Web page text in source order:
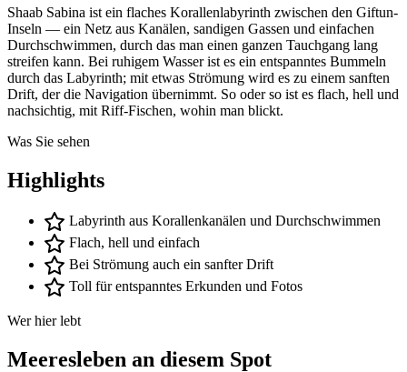
Shaab Sabina ist ein flaches Korallenlabyrinth zwischen den Giftun-
Inseln — ein Netz aus Kanälen, sandigen Gassen und einfachen
Durchschwimmen, durch das man einen ganzen Tauchgang lang
streifen kann. Bei ruhigem Wasser ist es ein entspanntes Bummeln
durch das Labyrinth; mit etwas Strömung wird es zu einem sanften
Drift, der die Navigation übernimmt. So oder so ist es flach, hell und
nachsichtig, mit Riff-Fischen, wohin man blickt.
Was Sie sehen
Highlights
Labyrinth aus Korallenkanälen und Durchschwimmen
Flach, hell und einfach
Bei Strömung auch ein sanfter Drift
Toll für entspanntes Erkunden und Fotos
Wer hier lebt
Meeresleben an diesem Spot